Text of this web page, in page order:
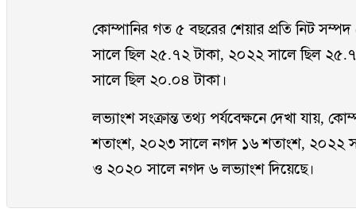
কোম্পানির গত ৫ বছরের শেয়ার প্রতি নিট
সালে ছিল ২৫.৭২ টাকা, ২০২২ সালে ছিল
সালে ছিল ২০.০৪ টাকা।
লভ্যাংশ সংক্রান্ত তথ্য পর্যবেক্ষনে দেখা যায়,
শতাংশ, ২০২৩ সালে নগদ ১৬ শতাংশ, ২০২২
ও ২০২০ সালে নগদ ৬ লভ্যাংশ দিয়েছে।